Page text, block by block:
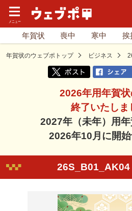
年賀状 喪中 寒中 挨
年賀状のウェブポトップ ビジネス
2026年用年賀
終了いたしま
2027年（未年）用
2026年10月に開始
26S_B01_AK04